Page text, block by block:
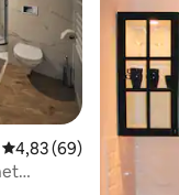
Gemiddelde
4,83 (69)